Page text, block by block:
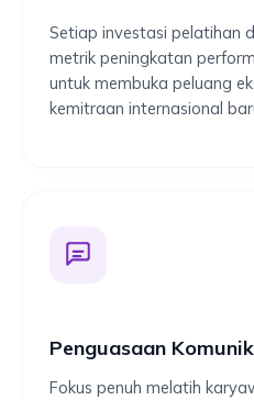
Setiap investasi pelatihan
metrik peningkatan
untuk membuka peluang
kemitraan internasional
Penguasaan
Fokus penuh melatih